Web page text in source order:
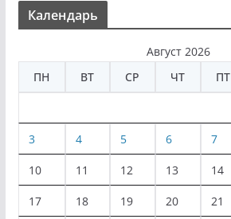
Календарь
Август 2026
ПН
ВТ СР ЧТ ПТ
3 4 5 6 7
10 11 12 13 14
17 18 19 20 21